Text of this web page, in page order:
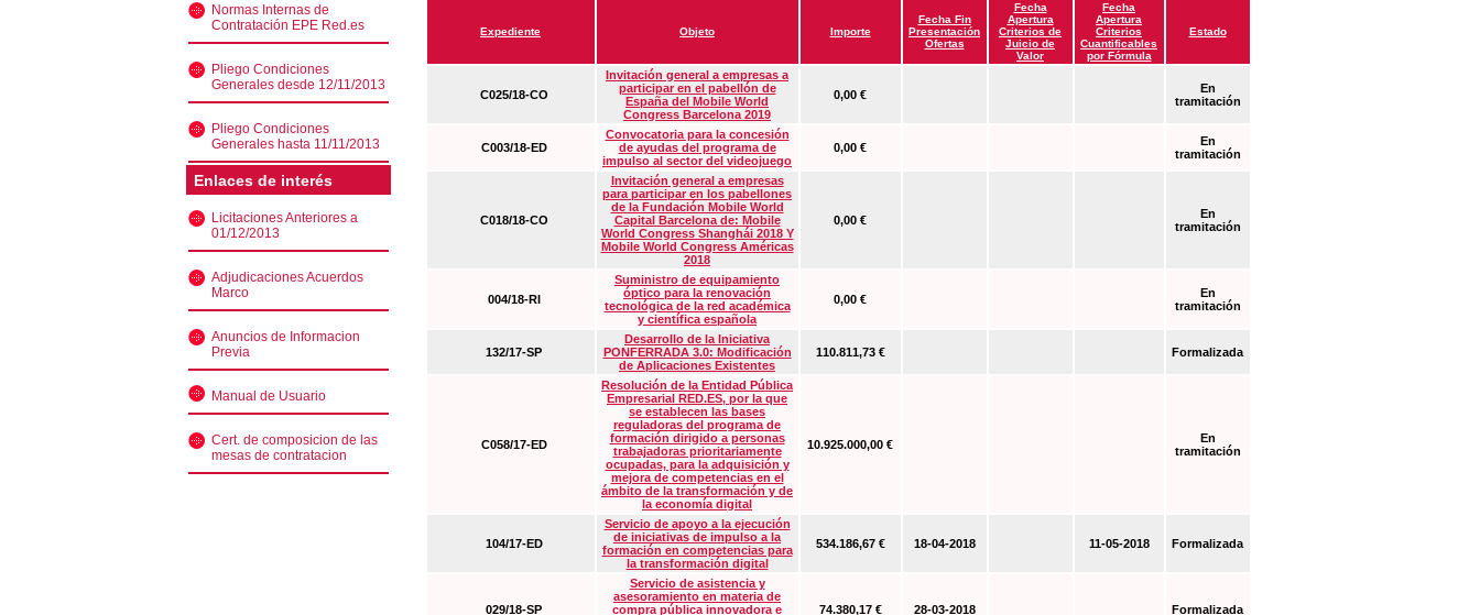
Normas Internas de
Contratación EPE Red.es
Pliego Condiciones
Generales desde 12/11/2013
Pliego Condiciones
Generales hasta 11/11/2013
Enlaces de interés
Licitaciones Anteriores a
01/12/2013
Adjudicaciones Acuerdos
Marco
Anuncios de Informacion
Previa
Manual de Usuario
Cert. de composicion de las
mesas de contratacion
Expediente Objeto Importe
Fecha Fin
Presentación
Ofertas
Fecha
Apertura
Criterios de
Juicio de
Valor
Fecha
Apertura
Criterios
Cuantificables
por Fórmula
Estado
C025/18-CO
Invitación general a empresas a
participar en el pabellón de
España del Mobile World
Congress Barcelona 2019
0,00 €
En
tramitación
C003/18-ED
Convocatoria para la concesión
de ayudas del programa de
impulso al sector del videojuego
0,00 €
En
tramitación
C018/18-CO
Invitación general a empresas
para participar en los pabellones
de la Fundación Mobile World
Capital Barcelona de: Mobile
World Congress Shanghái 2018 Y
Mobile World Congress Américas
2018
0,00 €
En
tramitación
004/18-RI
Suministro de equipamiento
óptico para la renovación
tecnológica de la red académica
y científica española
0,00 €
En
tramitación
132/17-SP
Desarrollo de la Iniciativa
PONFERRADA 3.0: Modificación
de Aplicaciones Existentes
110.811,73 € Formalizada
C058/17-ED
Resolución de la Entidad Pública
Empresarial RED.ES, por la que
se establecen las bases
reguladoras del programa de
formación dirigido a personas
trabajadoras prioritariamente
ocupadas, para la adquisición y
mejora de competencias en el
ámbito de la transformación y de
la economía digital
10.925.000,00 €
En
tramitación
104/17-ED
Servicio de apoyo a la ejecución
de iniciativas de impulso a la
formación en competencias para
la transformación digital
534.186,67 € 18-04-2018 11-05-2018 Formalizada
029/18-SP
Servicio de asistencia y
asesoramiento en materia de
compra pública innovadora e
74.380,17 € 28-03-2018 Formalizada